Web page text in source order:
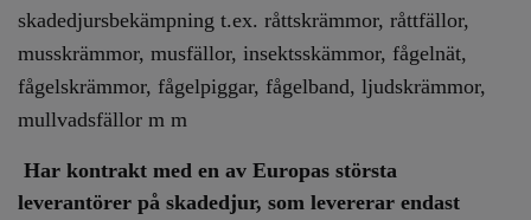
skadedjursbekämpning t.ex. råttskrämmor, råttfällor,
musskrämmor, musfällor, insektsskämmor, fågelnät,
fågelskrämmor, fågelpiggar, fågelband, ljudskrämmor,
mullvadsfällor m m
Har kontrakt med en av Europas största
leverantörer på skadedjur, som levererar endast